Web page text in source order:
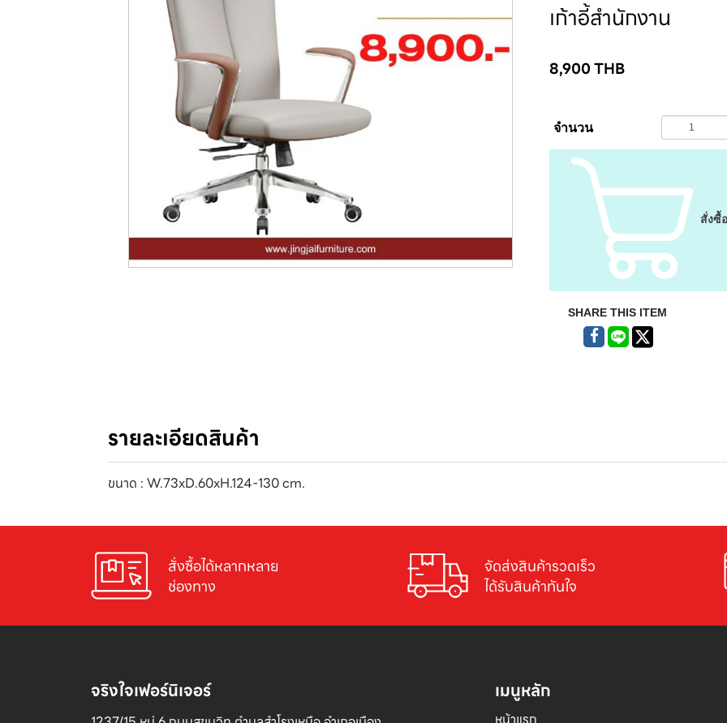
เก้าอี้สำนักงาน
8,900THB
จำนวน
สั่งซื้อ
SHARE THIS ITEM
รายละเอียดสินค้า
ขนาด : W.73xD.60xH.124-130 cm.
สั่งซื้อได้หลากหลาย
ช่องทาง
จัดส่งสินค้ารวดเร็ว
ได้รับสินค้าทันใจ
จริงใจเฟอร์นิเจอร์ เมนูหลัก